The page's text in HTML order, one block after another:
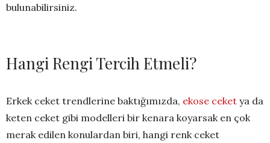
bulunabilirsiniz.
Hangi Rengi Tercih Etmeli?
Erkek ceket trendlerine baktığımızda, ekose ceket ya da
keten ceket gibi modelleri bir kenara koyarsak en çok
merak edilen konulardan biri, hangi renk ceket